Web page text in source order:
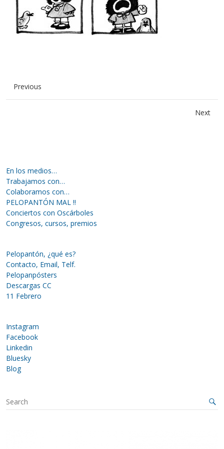
Previous
Next
En los medios…
Trabajamos con…
Colaboramos con…
PELOPANTÓN MAL !!
Conciertos con Oscárboles
Congresos, cursos, premios
Pelopantón, ¿qué es?
Contacto, Email, Telf.
Pelopanpósters
Descargas CC
11 Febrero
Instagram
Facebook
Linkedin
Bluesky
Blog
S
e